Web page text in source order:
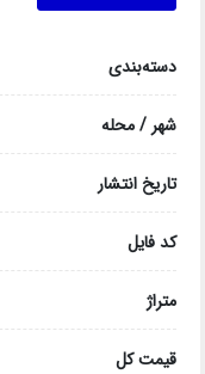
دسته‌بندی
شهر / محله
تاریخ انتشار
کد فایل
متراژ
قیمت کل